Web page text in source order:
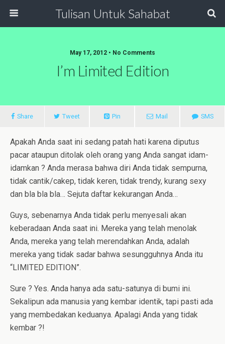
Tulisan Untuk Sahabat
May 17, 2012 • No Comments
I’m Limited Edition
Share Tweet Pin Mail SMS
Apakah Anda saat ini sedang patah hati karena diputus
pacar ataupun ditolak oleh orang yang Anda sangat idam-
idamkan ? Anda merasa bahwa diri Anda tidak sempurna,
tidak cantik/cakep, tidak keren, tidak trendy, kurang sexy
dan bla bla bla… Sejuta daftar kekurangan Anda…
Guys, sebenarnya Anda tidak perlu menyesali akan
keberadaan Anda saat ini. Mereka yang telah menolak
Anda, mereka yang telah merendahkan Anda, adalah
mereka yang tidak sadar bahwa sesungguhnya Anda itu
“LIMITED EDITION”.
Sure ? Yes. Anda hanya ada satu-satunya di bumi ini.
Sekalipun ada manusia yang kembar identik, tapi pasti ada
yang membedakan keduanya. Apalagi Anda yang tidak
kembar ?!